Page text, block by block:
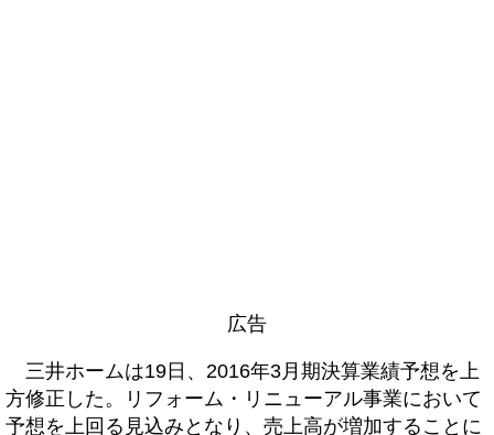
広告
三井ホームは19日、2016年3月期決算業績予想を上
方修正した。リフォーム・リニューアル事業において
予想を上回る見込みとなり、売上高が増加することに